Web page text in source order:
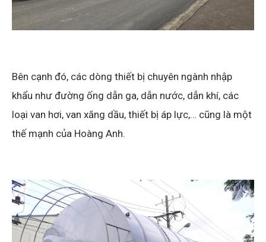
Bên cạnh đó, các dòng thiết bị chuyên ngành nhập
khẩu như đường ống dẫn ga, dẫn nước, dẫn khí, các
loại van hơi, van xăng dầu, thiết bị áp lực,… cũng là một
thế mạnh của Hoàng Anh.